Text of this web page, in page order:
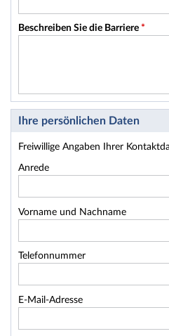
Beschreiben Sie die Barriere *
Ihre persönlichen Daten
Freiwillige Angaben Ihrer
Anrede
Vorname und Nachname
Telefonnummer
E-Mail-Adresse